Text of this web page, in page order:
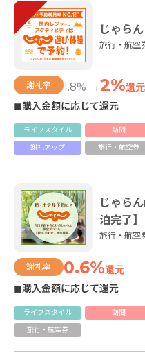
じゃら
旅行・航空
謝礼率 1.8% →2%還元
◼購入金額に応じて還元
ライフスタイル 訪問
謝礼アップ
旅行・航空券
じゃら
泊完了】
旅行・航空
謝礼率 0.6%還元
◼購入金額に応じて還元
ライフスタイル 訪問
旅行・航空券